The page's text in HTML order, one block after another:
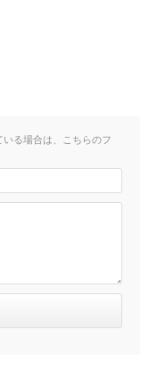
る場合は、こちらのフ